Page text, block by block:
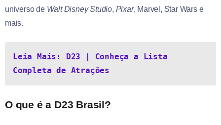
universo de Walt Disney Studio, Pixar, Marvel, Star Wars e
mais.
Leia Mais: D23 | Conheça a Lista
Completa de Atrações
O que é a D23 Brasil?